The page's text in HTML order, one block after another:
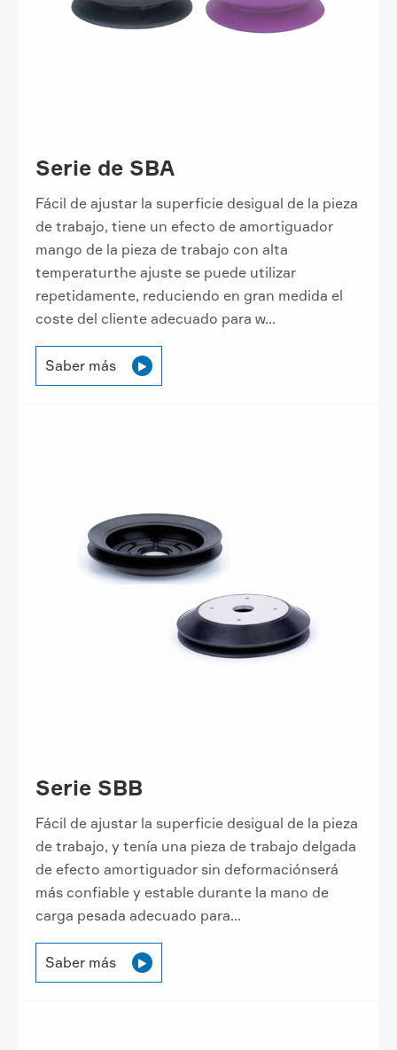
Serie de SBA
Fácil de ajustar la superficie desigual de la pieza
de trabajo, tiene un efecto de amortiguador
mango de la pieza de trabajo con alta
temperaturthe ajuste se puede utilizar
repetidamente, reduciendo en gran medida el
coste del cliente adecuado para w...
Saber más 
Serie SBB
Fácil de ajustar la superficie desigual de la pieza
de trabajo, y tenía una pieza de trabajo delgada
de efecto amortiguador sin deformaciónserá
más confiable y estable durante la mano de
carga pesada adecuado para...
Saber más 